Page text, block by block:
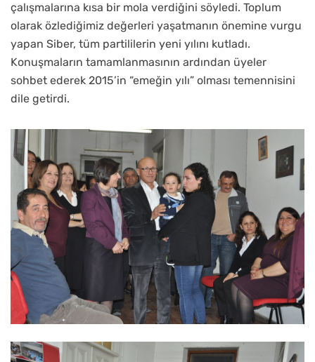
çalışmalarına kısa bir mola verdiğini söyledi. Toplum
olarak özlediğimiz değerleri yaşatmanın önemine vurgu
yapan Siber, tüm partililerin yeni yılını kutladı.
Konuşmaların tamamlanmasının ardından üyeler
sohbet ederek 2015’in “emeğin yılı” olması temennisini
dile getirdi.